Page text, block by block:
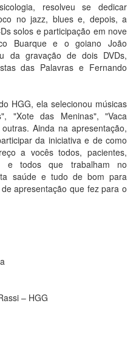
resolveu se dedicar
no jazz, blues e, depois, a
solos e participação em nove
Buarque e o goiano João
da gravação de dois DVDs,
das Palavras e Fernando
HGG, ela selecionou músicas
"Xote das Meninas", "Vaca
Ainda na apresentação,
da iniciativa e de como
a vocês todos, pacientes,
e todos que trabalham no
saúde e tudo de bom para
apresentação que fez para o
– HGG